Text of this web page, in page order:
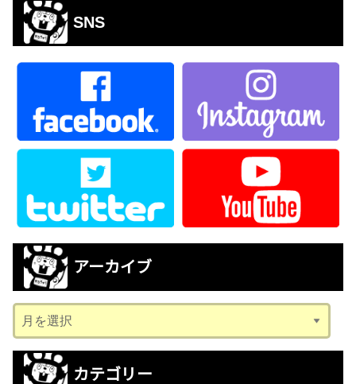
SNS
アーカイブ
ー
カ
カテゴリー